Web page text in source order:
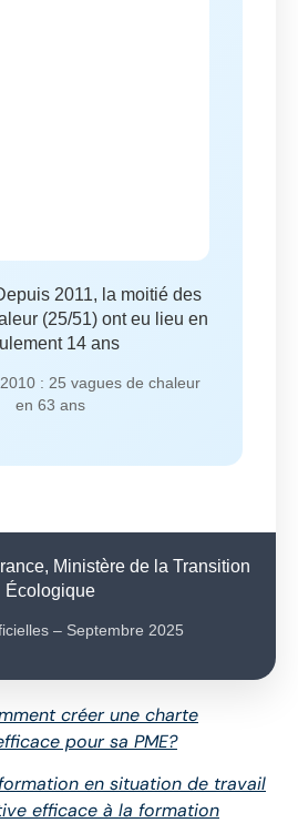
2011, la moitié des
(25/51) ont eu lieu en
14 ans
: 25 vagues de chaleur
en 63 ans
Ministère de la Transition
Écologique
– Septembre 2025
créer une charte
pour sa PME?
en situation de travail
efficace à la formation